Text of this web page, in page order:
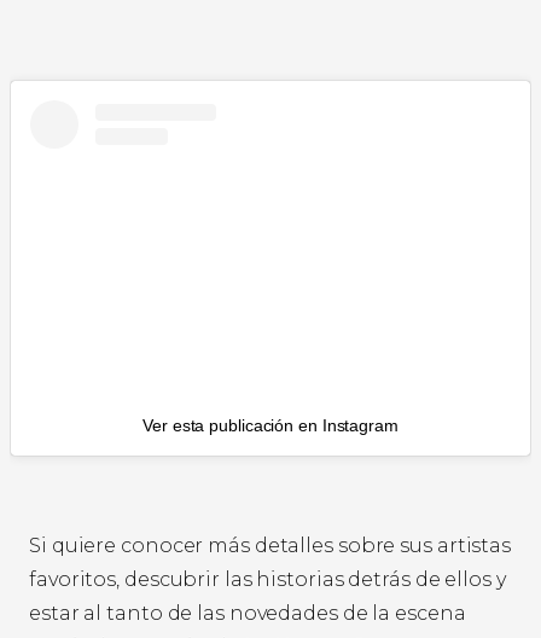
Ver esta publicación en Instagram
Si quiere conocer más detalles sobre sus artistas
favoritos, descubrir las historias detrás de ellos y
estar al tanto de las novedades de la escena